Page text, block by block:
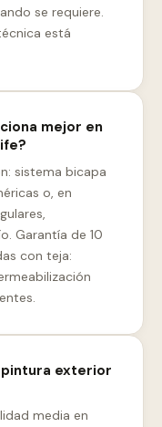
se requiere.
está
mejor en
sistema bicapa
o, en
Garantía de 10
con teja:
pintura exterior
media en